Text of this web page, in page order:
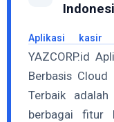
Aplikasi kasir
YAZCORP.id
Berbasis Cloud
Terbaik adalah
berbagai fitur